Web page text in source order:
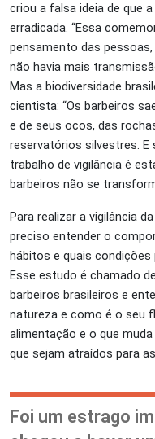
criou a falsa ideia de que
erradicada. “Essa
pensamento das
não havia mais
Mas a biodiversidade
cientista: “Os barbeiros
e de seus ocos, das
reservatórios silvestres. E
trabalho de vigilância é
barbeiros não se
Para realizar a vigilância
preciso entender o
hábitos e quais
Esse estudo é chamado
barbeiros brasileiros e
natureza e como é o seu
alimentação e o que
que sejam atraídos para
Foi um estrago